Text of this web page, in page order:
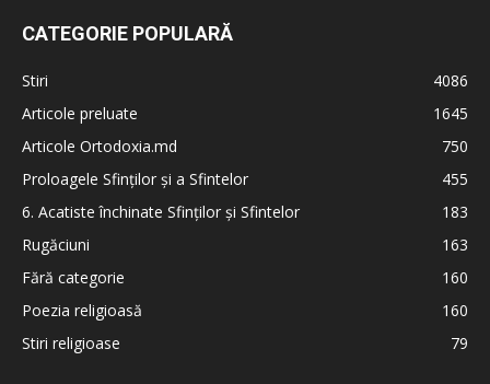
CATEGORIE POPULARĂ
Stiri
4086
Articole preluate
1645
Articole Ortodoxia.md
750
Proloagele Sfinților și a Sfintelor
455
6. Acatiste închinate Sfinților și Sfintelor
183
Rugăciuni
163
Fără categorie
160
Poezia religioasă
160
Stiri religioase
79